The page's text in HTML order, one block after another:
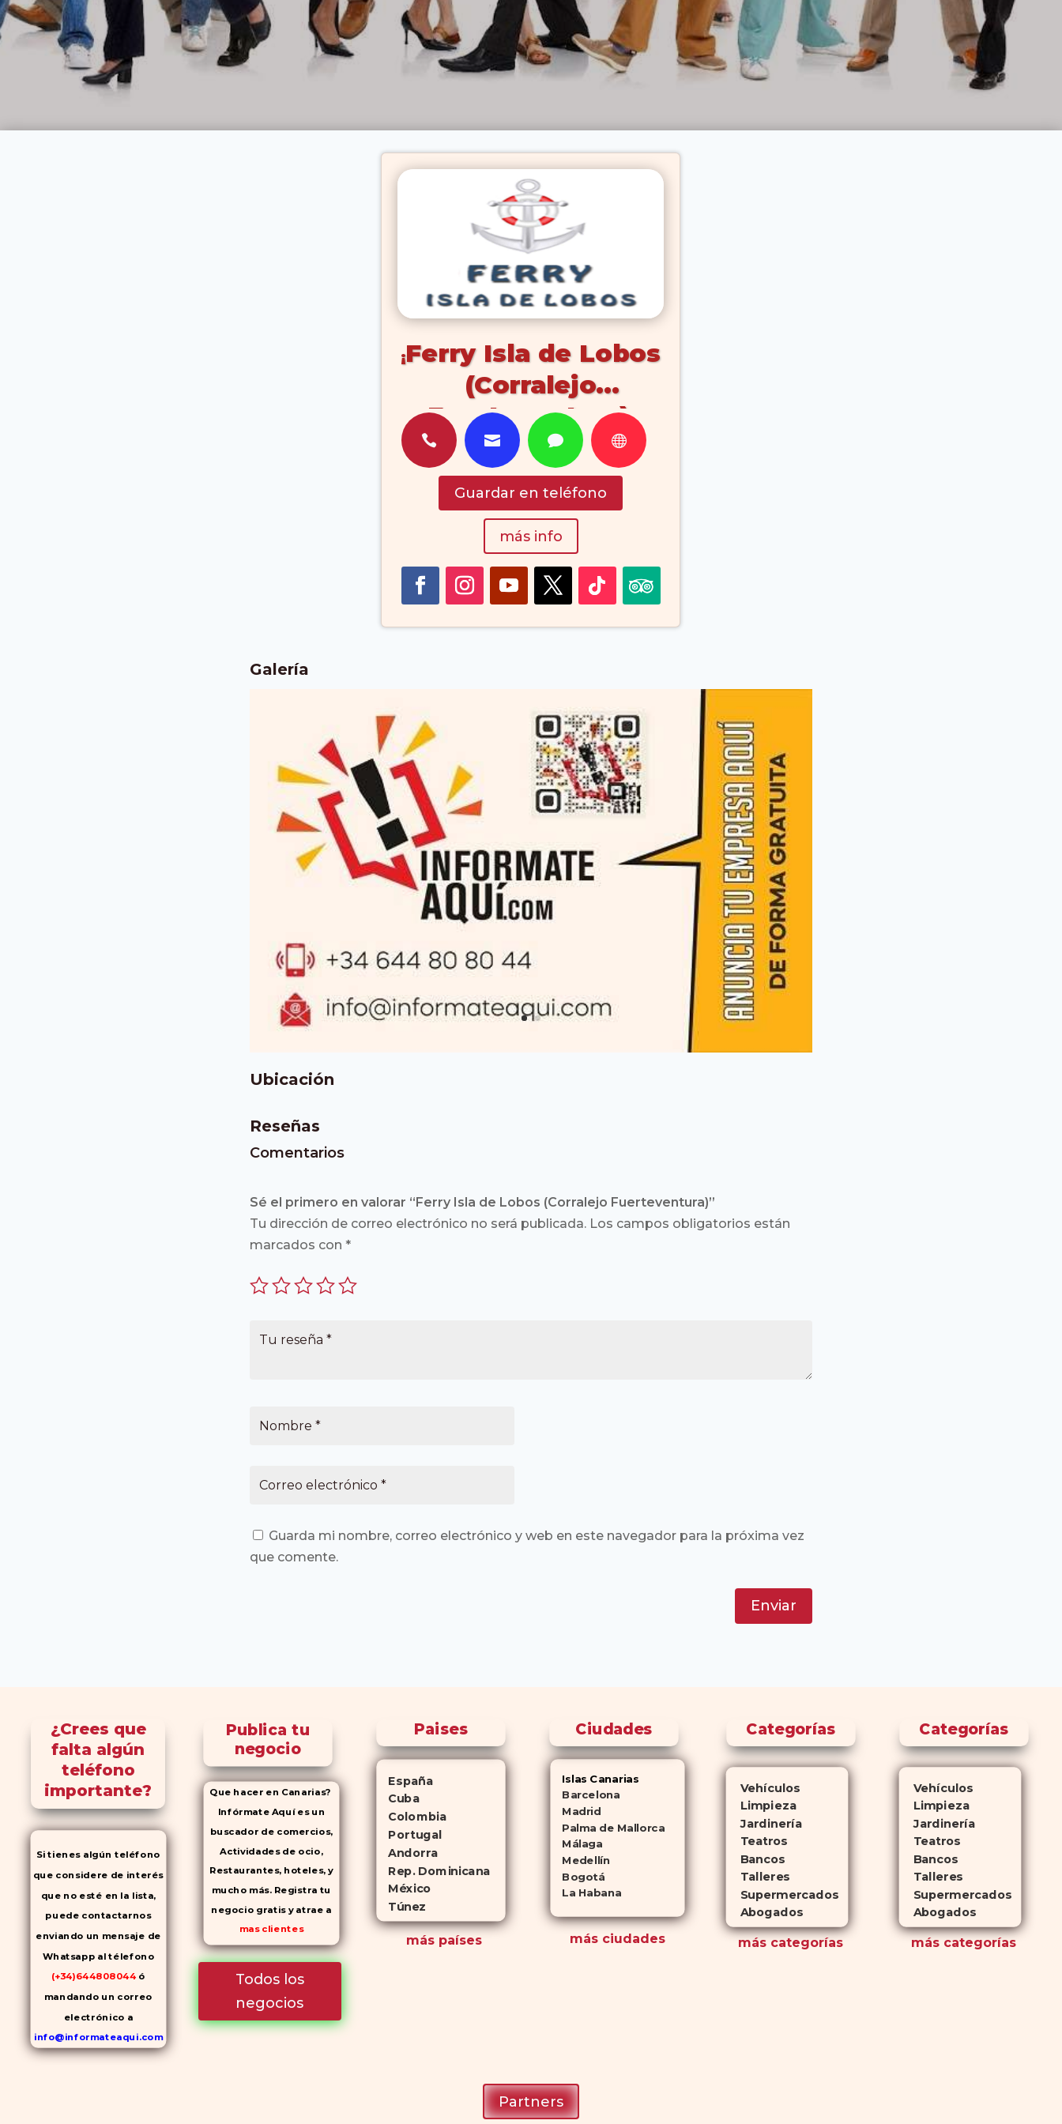
Ferry Isla de Lobos
(Corralejo
Fuerteventura)
   
Guardar en teléfono
más info
Galería
Ubicación
Reseñas
Comentarios
Sé el primero en valorar “Ferry Isla de Lobos (Corralejo Fuerteventura)”
Tu dirección de correo electrónico no será publicada. Los campos obligatorios están
marcados con*
Guarda mi nombre, correo electrónico y web en este navegador para la próxima vez
que comente.
Enviar
¿Crees que
falta algún
teléfono
importante?
Si tienes algún teléfono
que considere de interés
que no esté en la lista,
puede contactarnos
enviando un mensaje de
Whatsapp al télefono
(+34)644808044 ó
mandando un correo
electrónico a
info@informateaqui.com
Mientras que antes la
Publica tu
negocio
Que hacer en Canarias?
Infórmate Aquí es un
buscador de comercios,
Actividades de ocio,
Restaurantes, hoteles, y
mucho más. Registra tu
negocio gratis y atrae a
mas clientes
Todos los
negocios
Paises
España
Cuba
Colombia
Portugal
Andorra
Rep. Dominicana
México
Túnez
más países
Ciudades
Islas Canarias
Barcelona
Madrid
Palma de Mallorca
Málaga
Medellín
Bogotá
La Habana
más ciudades
Categorías
Vehículos
Limpieza
Jardinería
Teatros
Bancos
Talleres
Supermercados
Abogados
más categorías
Categorías
Vehículos
Limpieza
Jardinería
Teatros
Bancos
Talleres
Supermercados
Abogados
más categorías
Partners